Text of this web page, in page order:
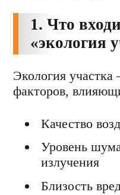
1. Что
«экология
Экология
факторов,
Качество
Уровень
излучения
Близость